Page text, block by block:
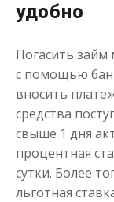
удобно
Погасить
с помощью
вносить
средства
свыше 1 дня
процентная
сутки. Более
льготная